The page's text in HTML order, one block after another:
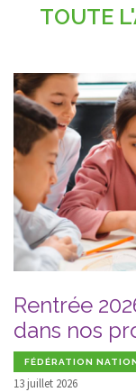
TOUTE
Rentrée
dans nos
FÉDÉRATION
13 juillet 2026